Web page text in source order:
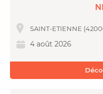
SAINT-ETIENNE
4 août 2026